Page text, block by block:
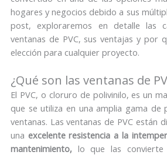
hogares y negocios debido a sus
post, exploraremos en detalle las
ventanas de PVC, sus ventajas y por
elección para cualquier proyecto.
¿Qué son las ventanas de
El PVC, o cloruro de polivinilo, es un
que se utiliza en una amplia gama de
ventanas. Las ventanas de PVC están
una excelente resistencia a la
mantenimiento, lo que las